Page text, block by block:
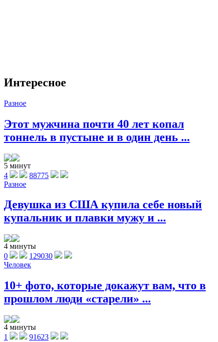
Интересное
Разное
Этот мужчина почти 40 лет копал
тоннель в пустыне и в один день ...
5 минут
4
88775
Разное
Девушка из США купила себе новый
купальник и плавки мужу и ...
4 минуты
0
129030
Человек
10+ фото, которые докажут вам, что в
прошлом люди «старели» ...
4 минуты
1
91623